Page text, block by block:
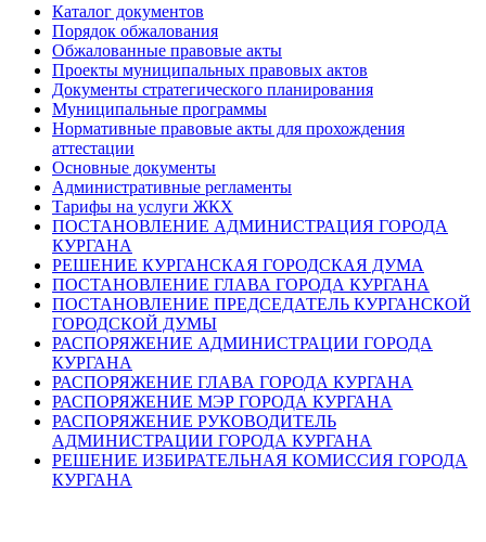
Каталог документов
Порядок обжалования
Обжалованные правовые акты
Проекты муниципальных правовых актов
Документы стратегического планирования
Муниципальные программы
Нормативные правовые акты для прохождения
аттестации
Основные документы
Административные регламенты
Тарифы на услуги ЖКХ
ПОСТАНОВЛЕНИЕ АДМИНИСТРАЦИЯ ГОРОДА
КУРГАНА
РЕШЕНИЕ КУРГАНСКАЯ ГОРОДСКАЯ ДУМА
ПОСТАНОВЛЕНИЕ ГЛАВА ГОРОДА КУРГАНА
ПОСТАНОВЛЕНИЕ ПРЕДСЕДАТЕЛЬ КУРГАНСКОЙ
ГОРОДСКОЙ ДУМЫ
РАСПОРЯЖЕНИЕ АДМИНИСТРАЦИИ ГОРОДА
КУРГАНА
РАСПОРЯЖЕНИЕ ГЛАВА ГОРОДА КУРГАНА
РАСПОРЯЖЕНИЕ МЭР ГОРОДА КУРГАНА
РАСПОРЯЖЕНИЕ РУКОВОДИТЕЛЬ
АДМИНИСТРАЦИИ ГОРОДА КУРГАНА
РЕШЕНИЕ ИЗБИРАТЕЛЬНАЯ КОМИССИЯ ГОРОДА
КУРГАНА